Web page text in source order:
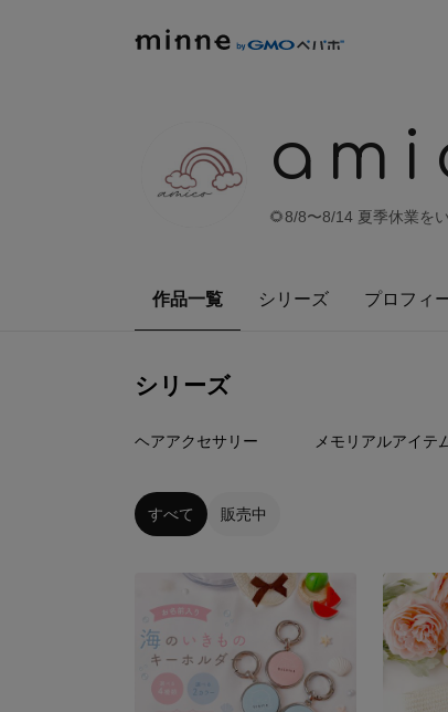
🌻8/8〜8/14 夏季休業を
作品一覧 シリーズ プロフィ
シリーズ
ヘアアクセサリー メモリアルアイテ
すべて 販売中